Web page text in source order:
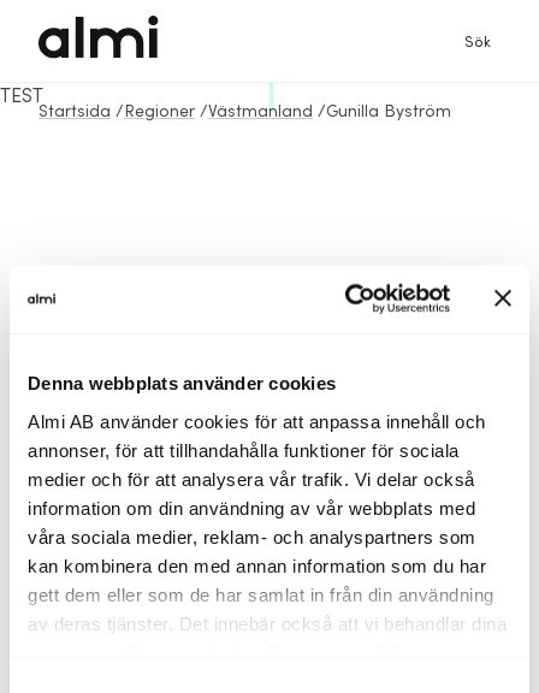
Denna webbplats använder cookies
Almi AB använder cookies för att anpassa innehåll och
annonser, för att tillhandahålla funktioner för sociala
medier och för att analysera vår trafik. Vi delar också
information om din användning av vår webbplats med
våra sociala medier, reklam- och analyspartners som
kan kombinera den med annan information som du har
gett dem eller som de har samlat in från din användning
av deras tjänster. Det innebär också att vi behandlar dina
Sök
Startsida / Regioner /Västmanland /Gunilla Byström
TEST